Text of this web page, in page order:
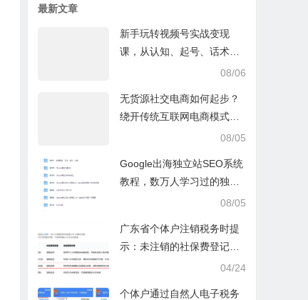
最新文章
新手玩转视频号实战变现
课，从认知、起号、话术、
选品、开播到投放的全链路
08/06
无货源社交电商如何起步？
绕开传统互联网电商模式撒
豆成兵，实现跨平台交易实
08/05
Google出海独立站SEO系统
教程，数万人学习过的独立
08/05
广东省个体户注销税务时提
示：未注销的社保费登记信
04/24
个体户通过自然人电子税务